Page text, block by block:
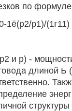
по
1ё(р2/р1)/(1г11)
и р) -
длиной Ь